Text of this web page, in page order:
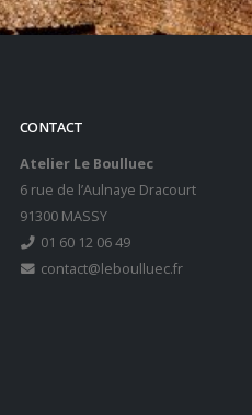
CONTACT
Atelier Le Boulluec
6 rue de l’Aulnaye Dracourt
91300 MASSY
01 60 12 06 49
contact@leboulluec.fr